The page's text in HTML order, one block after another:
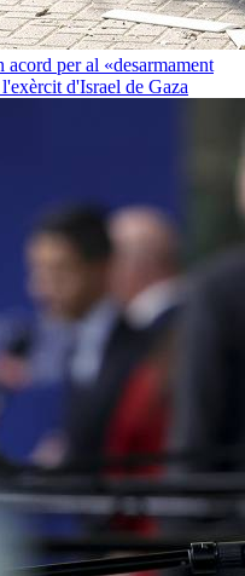
acord per al «desarmament
d'Israel de Gaza